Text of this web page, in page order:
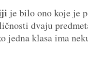
je bilo ono koje je
dvaju
jedna klasa ima